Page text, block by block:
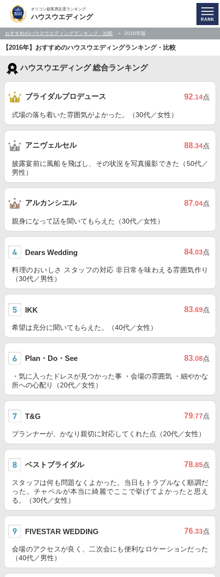
オリコン顧客満足度ランキング
ハウスウエディング
おすすめのハウスウエディングランキング・比較 2016年版
【2016年】おすすめのハウスウエディングランキング・比較
ハウスウエディング 総合ランキング
ブライダルプロデュース 92.14点
式場の落ち着いた雰囲気がよかった。（30代／女性）
アニヴェルセル 88.34点
披露宴前に風船を飛ばし、その状況を写真撮影できた（50代／
男性）
アルカンシエル 87.04点
親身になって話を聞いてもらえた（30代／女性）
Dears Wedding 84.03点
料理のおいしさ スタッフの対応 非日常を味わえる雰囲気作り
（30代／男性）
IKK 83.69点
希望は充分に聞いてもらえた。（40代／女性）
Plan・Do・See 83.08点
・気に入ったドレスが見つかった事 ・会場の雰囲気 ・細やかな
所への心配り（20代／女性）
T&G 79.77点
プランナーが、かなり親切に対応してくれた点（20代／女性）
ベストブライダル 78.85点
スタッフは何も問題なくよかった。当日もトラブルなく順調だ
った。チャペルが本当に綺麗でここで挙げてよかったと思え
る。（30代／女性）
FIVESTAR WEDDING 76.33点
会場のアクセスが良く、二次会にも便利なロケーションだった
（40代／男性）